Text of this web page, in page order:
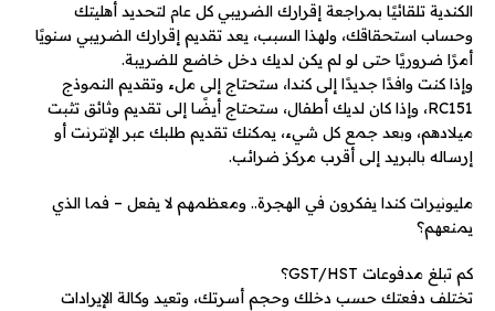
الكندية تلقائيًا بمراجعة إقرارك الضريبي كل عام لتحديد أهليتك
وحساب استحقاقك، ولهذا السبب، يعد تقديم إقرارك الضريبي سنويًا
أمرًا ضروريًا حتى لو لم يكن لديك دخل خاضع للضريبة.
وإذا كنت وافدًا جديدًا إلى كندا، ستحتاج إلى ملء وتقديم النموذج
RC151، وإذا كان لديك أطفال، ستحتاج أيضًا إلى تقديم وثائق تثبت
ميلادهم، وبعد جمع كل شيء، يمكنك تقديم طلبك عبر الإنترنت أو
إرساله بالبريد إلى أقرب مركز ضرائب.
مليونيرات كندا يفكرون في الهجرة.. ومعظمهم لا يفعل – فما الذي
يمنعهم؟
كم تبلغ مدفوعات GST/HST؟
تختلف دفعتك حسب دخلك وحجم أسرتك، وتعيد وكالة الإيرادات